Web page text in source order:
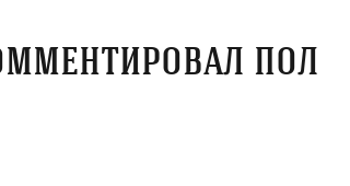
пол